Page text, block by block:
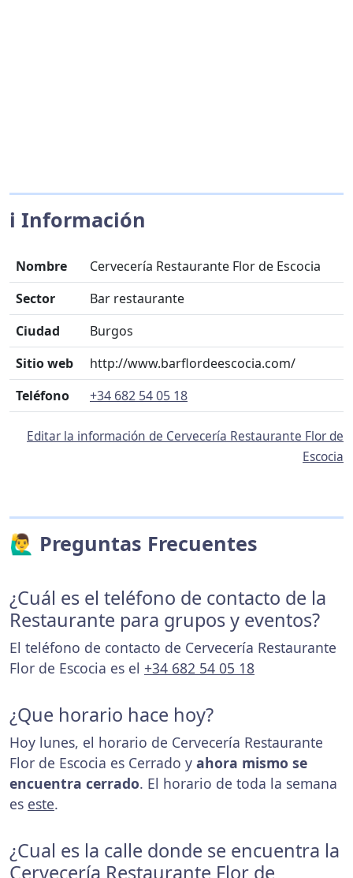
ℹ️ Información
Nombre
Cervecería Restaurante Flor de Escocia
Sector
Bar restaurante
Ciudad
Burgos
Sitio web
http://www.barflordeescocia.com/
Teléfono
+34 682 54 05 18
Editar la información de Cervecería Restaurante Flor de
Escocia
🙋‍♂️ Preguntas Frecuentes
¿Cuál es el teléfono de contacto de la
Restaurante para grupos y eventos?
El teléfono de contacto de Cervecería Restaurante
Flor de Escocia es el +34 682 54 05 18
¿Que horario hace hoy?
Hoy lunes, el horario de Cervecería Restaurante
Flor de Escocia es Cerrado y ahora mismo se
encuentra cerrado. El horario de toda la semana
es este.
¿Cual es la calle donde se encuentra la
Cervecería Restaurante Flor de